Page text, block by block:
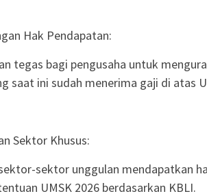
Hak Pendapatan:
tegas bagi pengusaha untuk
saat ini sudah menerima gaji di atas
Sektor Khusus:
sektor unggulan mendapatkan
UMSK 2026 berdasarkan KBLI.